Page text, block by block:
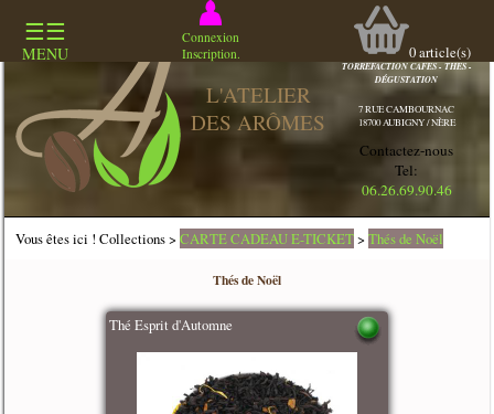
☰☰
MENU
Connexion
Inscription.
0article(s)
L'ATELIER
DES ARÔMES
COMMERCE
SPECIALISÉ
TORREFACTION CAFES - THES -
DÉGUSTATION
7 RUE CAMBOURNAC
18700 AUBIGNY / NÈRE
Contactez-nous
Tel:
06.26.69.90.46
Vous êtes ici ! Collections >CARTE CADEAU E-TICKET>Thés de Noël
Thés de Noël
Thé Esprit d'Automne